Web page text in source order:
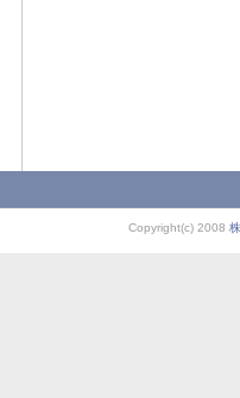
Copyright(c) 2008